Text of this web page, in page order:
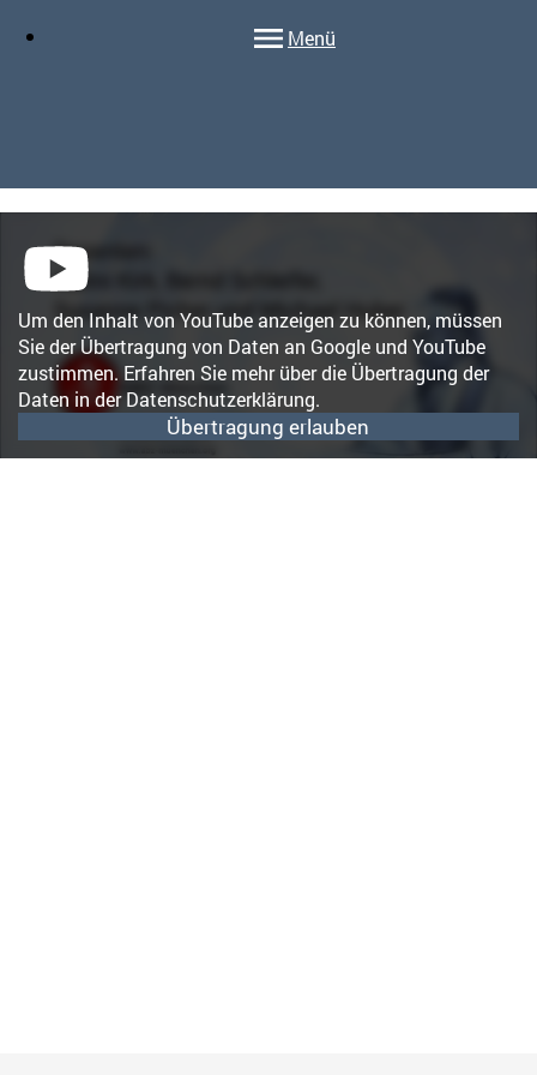
Menü
Um den Inhalt von YouTube anzeigen zu können, müssen
Sie der Übertragung von Daten an Google und YouTube
zustimmen. Erfahren Sie mehr über die Übertragung der
Daten in der Datenschutzerklärung.
Übertragung erlauben